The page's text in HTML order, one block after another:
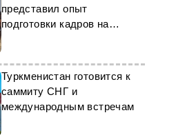
представил опыт
подготовки кадров на
заседании СНГ в Ашхабаде
Туркменистан готовится к
саммиту СНГ и
международным встречам